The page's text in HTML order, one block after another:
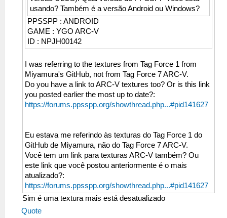
usando? Também é a versão Android ou Windows?
PPSSPP : ANDROID
GAME : YGO ARC-V
ID : NPJH00142
I was referring to the textures from Tag Force 1 from
Miyamura's GitHub, not from Tag Force 7 ARC-V.
Do you have a link to ARC-V textures too? Or is this link
you posted earlier the most up to date?:
https://forums.ppsspp.org/showthread.php...#pid141627
Eu estava me referindo às texturas do Tag Force 1 do
GitHub de Miyamura, não do Tag Force 7 ARC-V.
Você tem um link para texturas ARC-V também? Ou
este link que você postou anteriormente é o mais
atualizado?:
https://forums.ppsspp.org/showthread.php...#pid141627
Sim é uma textura mais está desatualizado
Quote